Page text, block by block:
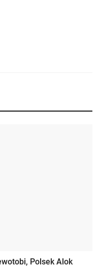
Polsek Alok